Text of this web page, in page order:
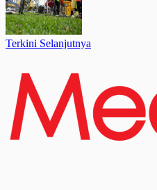
Terkini Selanjutnya